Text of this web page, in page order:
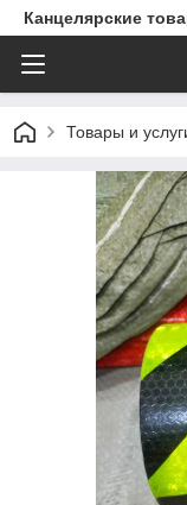
Канцелярские
Товары и